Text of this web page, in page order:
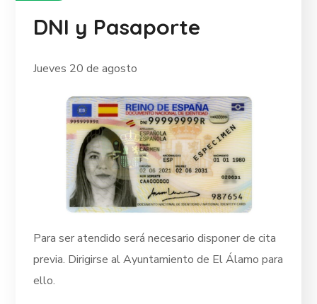
DNI y Pasaporte
Jueves 20 de agosto
Para ser atendido será necesario disponer de cita
previa. Dirigirse al Ayuntamiento de El Álamo para
ello.